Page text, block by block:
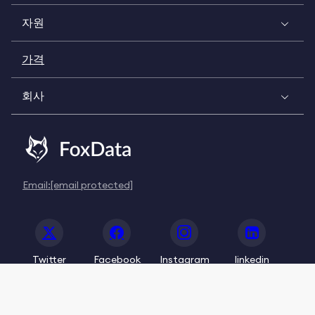
자원
가격
회사
Email:[email protected]
Twitter Facebook Instagram linkedin